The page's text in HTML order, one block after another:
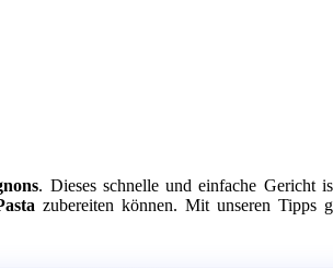
. Dieses schnelle und einfache Gericht
zubereiten können. Mit unseren Tipps